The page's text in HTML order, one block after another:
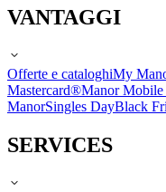
VANTAGGI
Offerte e cataloghiMy
Mastercard®Manor
ManorSingles DayBlack
SERVICES